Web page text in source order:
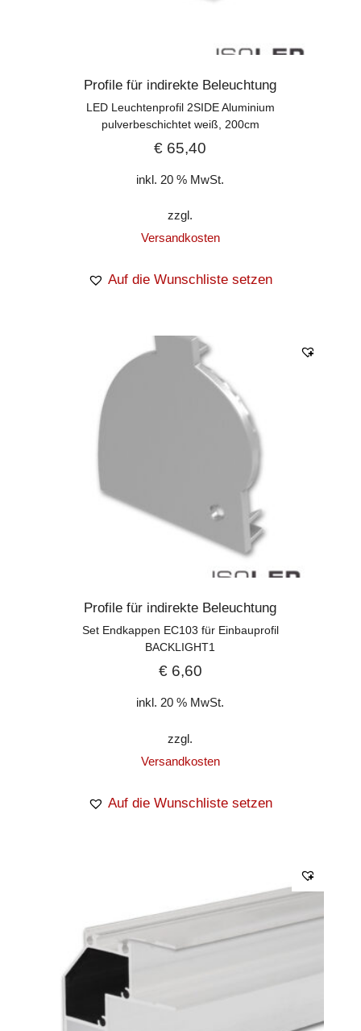
Profile für indirekte Beleuchtung
LED Leuchtenprofil 2SIDE Aluminium
pulverbeschichtet weiß, 200cm
€ 65,40
inkl. 20 % MwSt.
zzgl.
Versandkosten
Auf die Wunschliste setzen
Profile für indirekte Beleuchtung
Set Endkappen EC103 für Einbauprofil
BACKLIGHT1
€6,60
inkl. 20 % MwSt.
zzgl.
Versandkosten
Auf die Wunschliste setzen